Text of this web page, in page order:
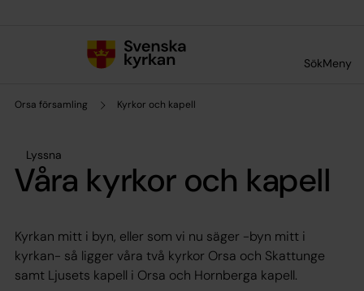
SökMeny
Orsa församling Kyrkor och kapell
Lyssna
Våra kyrkor och kapell
Kyrkan mitt i byn, eller som vi nu säger -byn mitt i
kyrkan- så ligger våra två kyrkor Orsa och Skattunge
samt Ljusets kapell i Orsa och Hornberga kapell.